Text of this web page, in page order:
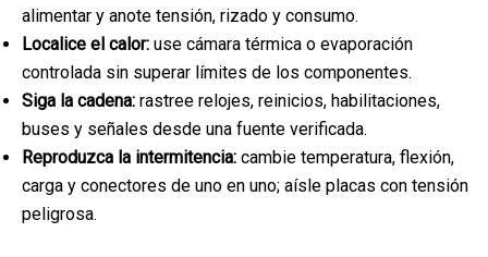
alimentar y anote tensión, rizado y consumo.
Localice el calor: use cámara térmica o evaporación
controlada sin superar límites de los componentes.
Siga la cadena: rastree relojes, reinicios, habilitaciones,
buses y señales desde una fuente verificada.
Reproduzca la intermitencia: cambie temperatura, flexión,
carga y conectores de uno en uno; aísle placas con tensión
peligrosa.